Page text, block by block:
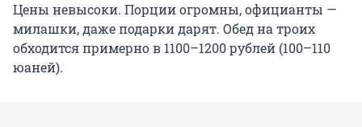
Цены невысоки. Порции огромны, официанты —
милашки, даже подарки дарят. Обед на троих
обходится примерно в 1100–1200 рублей (100–110
юаней).